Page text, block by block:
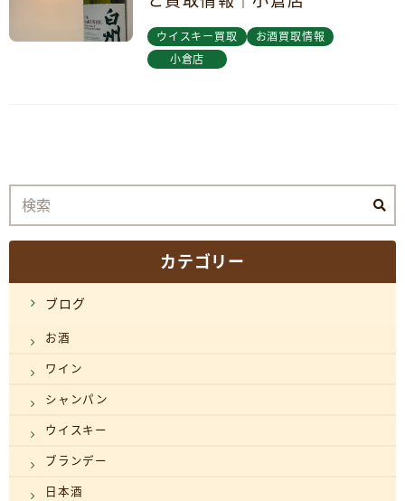
ウイスキー買取
お酒買取情報
小倉店
カテゴリー
ブログ
お酒
ワイン
シャンパン
ウイスキー
ブランデー
日本酒